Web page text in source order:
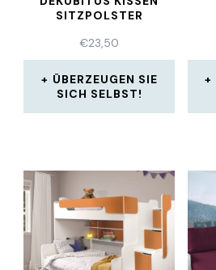
SITZPOLSTER
€23,50
ÜBERZEUGEN SIE
SICH SELBST!